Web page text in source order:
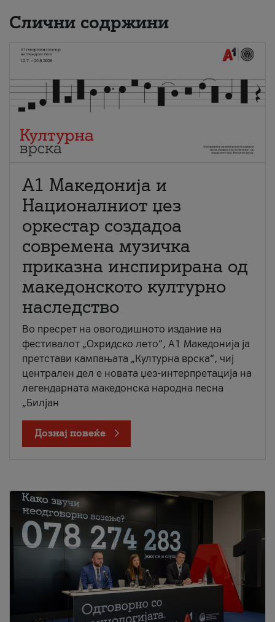
Слични содржини
А1 Македонија и
Националниот џез
оркестар создадоа
современа музичка
приказна инспирирана од
македонското културно
наследство
Во пресрет на овогодишното издание на
фестивалот „Охридско лето“, А1 Македонија ја
претстави кампањата „Културна врска“, чиј
централен дел е новата џез-интерпретација на
легендарната македонска народна песна
„Билјан
Дознај повеќе